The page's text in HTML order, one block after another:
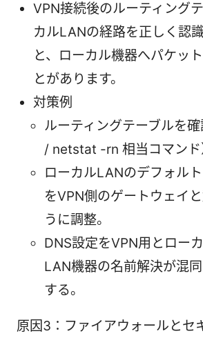
VPN接続後のルーティング
カルLANの経路を正しく認
と、ローカル機器へパケッ
とがあります。
対策例
ルーティングテーブルを
/ netstat -rn 相当コマンド
ローカルLANのデフォル
をVPN側のゲートウェイ
うに調整。
DNS設定をVPN用とローカ
LAN機器の名前解決が混
する。
原因3：ファイアウォールとセ